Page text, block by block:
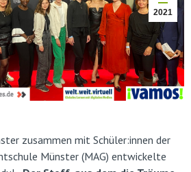
2021
zusammen mit Schüler:innen der
Münster (MAG) entwickelte